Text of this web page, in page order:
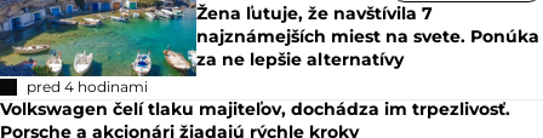
Žena ľutuje, že navštívila 7
najznámejších miest na svete. Ponúka
za ne lepšie alternatívy
pred 4 hodinami
Volkswagen čelí tlaku majiteľov, dochádza im trpezlivosť.
Porsche a akcionári žiadajú rýchle kroky